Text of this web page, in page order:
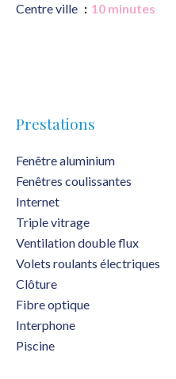
Centre ville 10 minutes
Prestations
Fenêtre aluminium
Fenêtres coulissantes
Internet
Triple vitrage
Ventilation double flux
Volets roulants électriques
Clôture
Fibre optique
Interphone
Piscine